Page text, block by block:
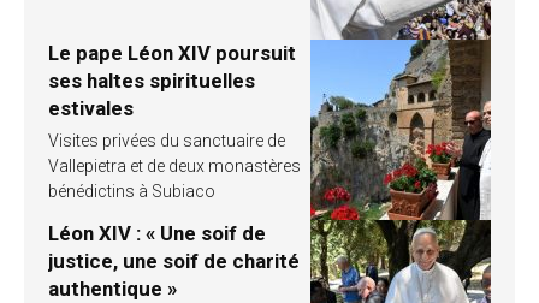
Le pape Léon XIV poursuit
ses haltes spirituelles
estivales
Visites privées du sanctuaire de
Vallepietra et de deux monastères
bénédictins à Subiaco
Léon XIV : « Une soif de
justice, une soif de charité
authentique »